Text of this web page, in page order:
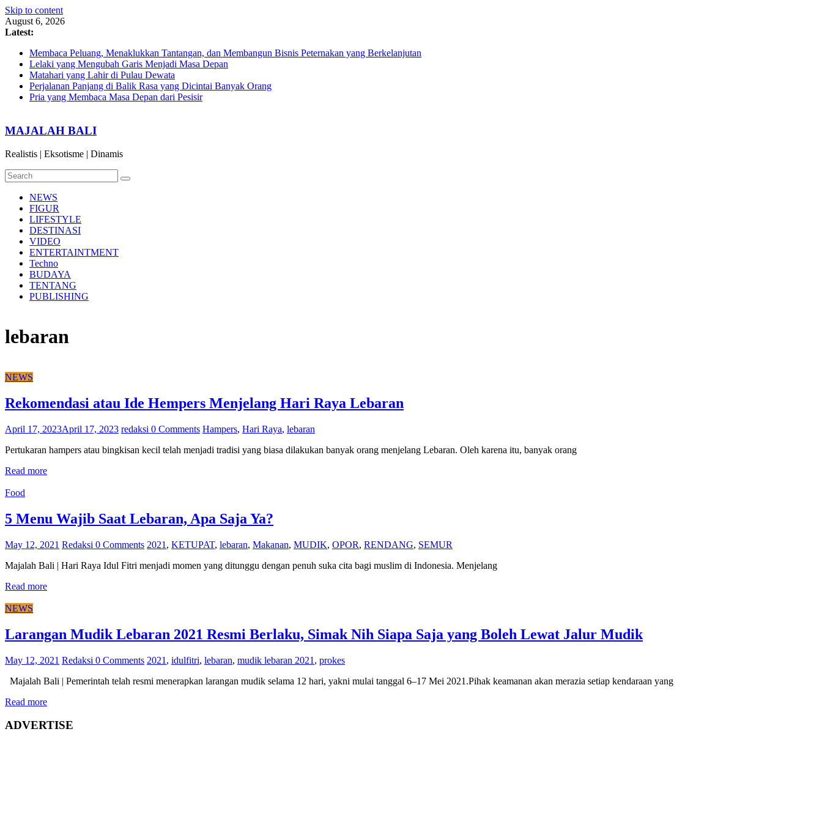
Skip to content
August 6, 2026
Latest:
Membaca Peluang, Menaklukkan Tantangan, dan Membangun Bisnis Peternakan yang Berkelanjutan
Lelaki yang Mengubah Garis Menjadi Masa Depan
Matahari yang Lahir di Pulau Dewata
Perjalanan Panjang di Balik Rasa yang Dicintai Banyak Orang
Pria yang Membaca Masa Depan dari Pesisir
MAJALAH BALI
Realistis | Eksotisme | Dinamis
NEWS
FIGUR
LIFESTYLE
DESTINASI
VIDEO
ENTERTAINTMENT
Techno
BUDAYA
TENTANG
PUBLISHING
lebaran
NEWS
Rekomendasi atau Ide Hempers Menjelang Hari Raya Lebaran
April 17, 2023April 17, 2023 redaksi 0 Comments Hampers, Hari Raya, lebaran
Pertukaran hampers atau bingkisan kecil telah menjadi tradisi yang biasa dilakukan banyak orang menjelang Lebaran. Oleh karena itu, banyak orang
Read more
Food
5 Menu Wajib Saat Lebaran, Apa Saja Ya?
May 12, 2021 Redaksi 0 Comments 2021 , KETUPAT, lebaran, Makanan, MUDIK, OPOR, RENDANG, SEMUR
Majalah Bali | Hari Raya Idul Fitri menjadi momen yang ditunggu dengan penuh suka cita bagi muslim di Indonesia. Menjelang
Read more
NEWS
Larangan Mudik Lebaran 2021 Resmi Berlaku, Simak Nih Siapa Saja yang Boleh Lewat Jalur Mudik
May 12, 2021 Redaksi 0 Comments 2021 , idulfitri, lebaran, mudik lebaran 2021 , prokes
Majalah Bali | Pemerintah telah resmi menerapkan larangan mudik selama 12 hari, yakni mulai tanggal 6–17 Mei 2021.Pihak keamanan akan merazia setiap kendaraan yang
Read more
ADVERTISE